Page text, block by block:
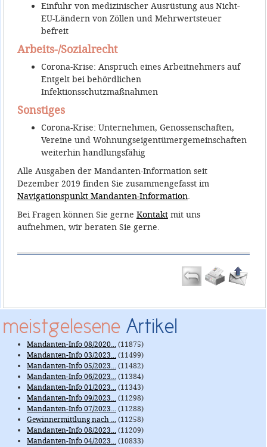
Einfuhr von medizinischer Ausrüstung aus Nicht-
EU-Ländern von Zöllen und Mehrwertsteuer
befreit
Arbeits-/Sozialrecht
Corona-Krise: Anspruch eines Arbeitnehmers auf
Entgelt bei behördlichen
Infektionsschutzmaßnahmen
Sonstiges
Corona-Krise: Unternehmen, Genossenschaften,
Vereine und Wohnungseigentümergemeinschaften
weiterhin handlungsfähig
Alle Ausgaben der Mandanten-Information seit
Dezember 2019 finden Sie zusammengefasst im
Navigationspunkt Mandanten-Information.
Bei Fragen können Sie gerne Kontaktmit uns
aufnehmen, wir beraten Sie gerne.
meistgelesene Artikel
Mandanten-Info 08/2020...(11875)
Mandanten-Info 03/2023...(11499)
Mandanten-Info 05/2023...(11482)
Mandanten-Info 06/2023...(11384)
Mandanten-Info 01/2023...(11343)
Mandanten-Info 09/2023...(11298)
Mandanten-Info 07/2023...(11288)
Gewinnermittlung nach ...(11258)
Mandanten-Info 08/2023...(11209)
Mandanten-Info 04/2023...(10833)